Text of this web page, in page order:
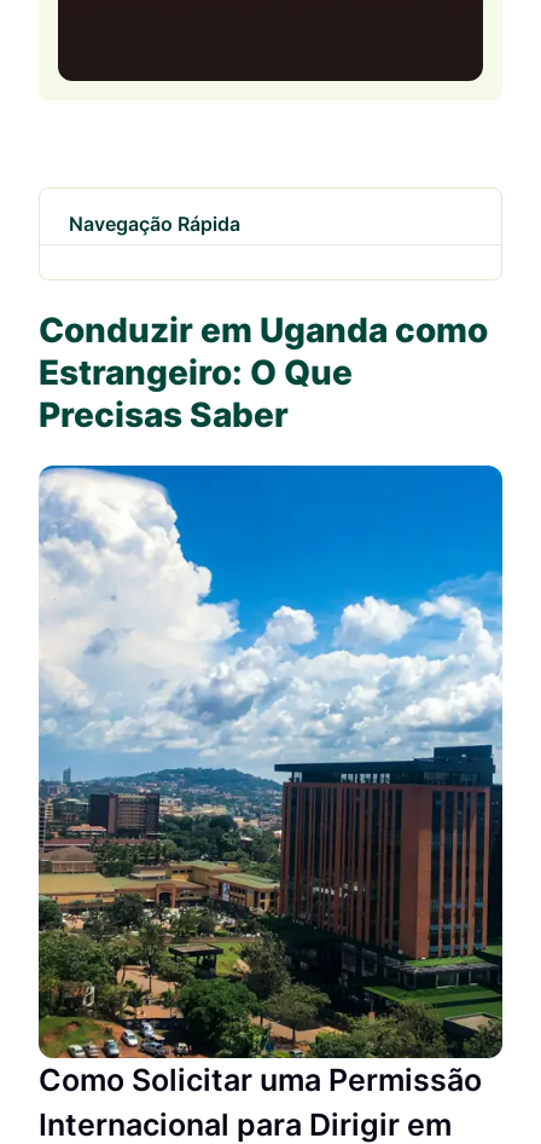
Navegação Rápida
Conduzir em Uganda como
Estrangeiro: O Que
Precisas Saber
Como Solicitar uma Permissão
Internacional para Dirigir em